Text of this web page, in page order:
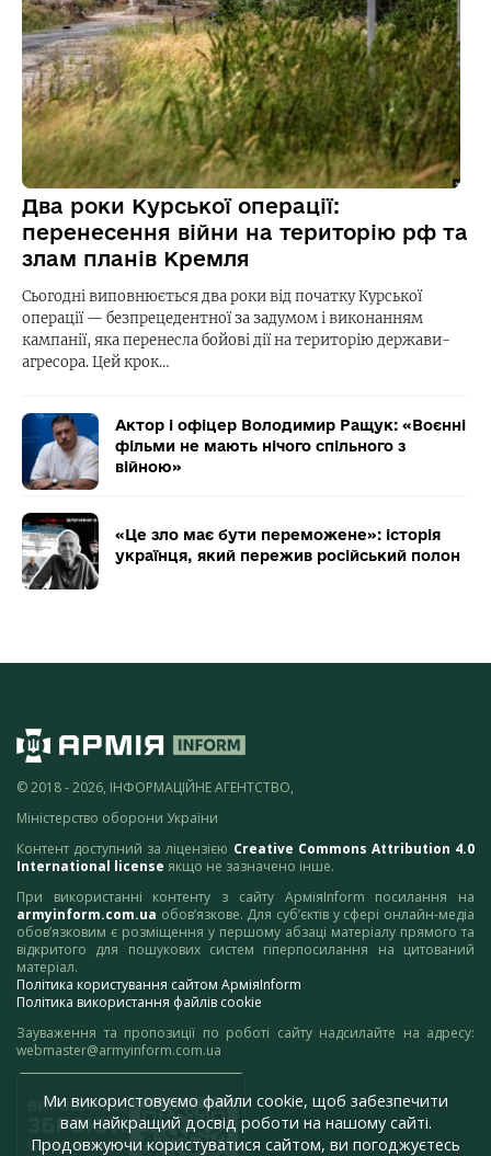
Два роки Курської операції:
перенесення війни на територію рф та
злам планів Кремля
Сьогодні виповнюється два роки від початку Курської
операції — безпрецедентної за задумом і виконанням
кампанії, яка перенесла бойові дії на територію держави-
агресора. Цей крок…
Актор і офіцер Володимир Ращук: «Воєнні
фільми не мають нічого спільного з
війною»
«Це зло має бути переможене»: історія
українця, який пережив російський полон
© 2018 - 2026, ІНФОРМАЦІЙНЕ АГЕНТСТВО,
Міністерство оборони України
Контент доступний за ліцензією Creative Commons Attribution 4.0
International license якщо не зазначено інше.
При використанні контенту з сайту АрміяInform посилання на
armyinform.com.ua обов’язкове. Для суб’єктів у сфері онлайн-медіа
обов’язковим є розміщення у першому абзаці матеріалу прямого та
відкритого для пошукових систем гіперпосилання на цитований
матеріал.
Політика користування сайтом АрміяInform
Політика використання файлів cookie
Зауваження та пропозиції по роботі сайту надсилайте на адресу:
webmaster@armyinform.com.ua
Ми використовуємо файли cookie, щоб забезпечити
вам найкращий досвід роботи на нашому сайті.
Продовжуючи користуватися сайтом, ви погоджуєтесь